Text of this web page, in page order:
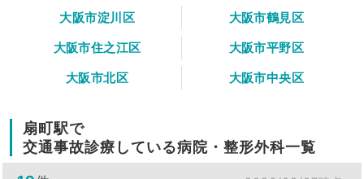
大阪市淀川区
大阪市鶴見区
大阪市住之江区
大阪市平野区
大阪市北区
大阪市中央区
扇町駅で
交通事故診療している病院・整形外科一覧